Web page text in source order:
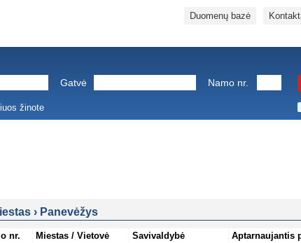
Duomenų bazė
Gatvė Namo nr.
žinote
› Panevėžys
nr. Miestas / Vietovė Savivaldybė
Aptarnaujantis